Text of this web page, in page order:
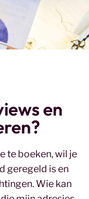
en
te boeken, wil je
geregeld is en
Wie kan